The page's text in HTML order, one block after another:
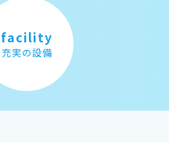
facility
充実の設備